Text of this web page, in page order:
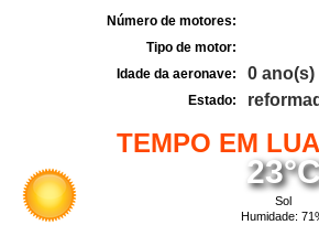
Número de motores:
Tipo de motor:
Idade da aeronave:
0 ano(s)
Estado:
TEMPO EM
Sol
Humidade: